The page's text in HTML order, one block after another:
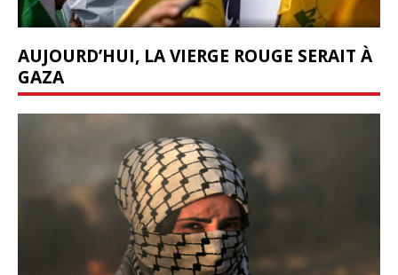
AUJOURD’HUI, LA VIERGE ROUGE SERAIT À
GAZA